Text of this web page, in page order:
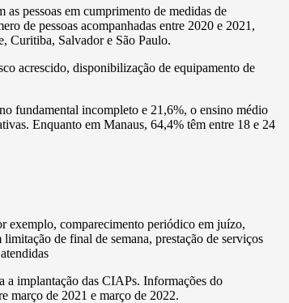
pessoas em cumprimento de medidas de
de pessoas acompanhadas entre 2020 e 2021,
Curitiba, Salvador e São Paulo.
acrescido, disponibilização de equipamento de
fundamental incompleto e 21,6%, o ensino médio
Enquanto em Manaus, 64,4% têm entre 18 e 24
exemplo, comparecimento periódico em juízo,
de final de semana, prestação de serviços
a implantação das CIAPs. Informações do
março de 2021 e março de 2022.